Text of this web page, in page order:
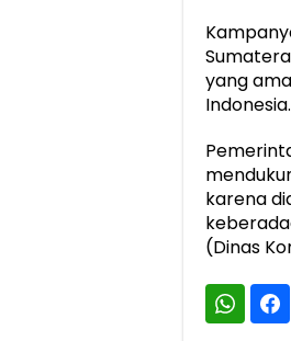
yang
Indonesia.
karena
(Dinas